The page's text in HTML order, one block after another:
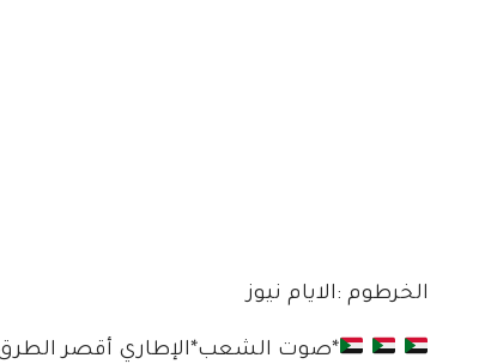
الخرطوم :الايام نيوز
*صوت الشعب*الإطاري أقصر الطرق